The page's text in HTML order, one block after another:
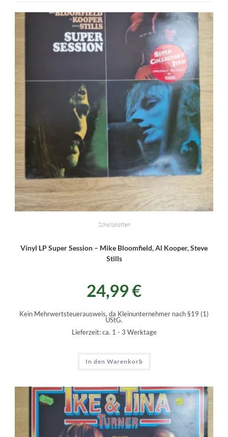
Schallplatten
Vinyl LP Super Session – Mike Bloomfield, Al Kooper, Steve
Stills
24,99€
Kein Mehrwertsteuerausweis, da Kleinunternehmer nach §19 (1)
UStG.
Lieferzeit: ca. 1 - 3 Werktage
In den Warenkorb